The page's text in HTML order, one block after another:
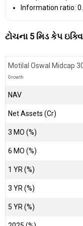
Information ratio:
ટોચના 5 મિડ કેપ
Motilal Oswal Midcap
Growth
NAV
Net Assets (Cr)
3 MO (%)
6 MO (%)
1 YR (%)
3 YR (%)
5 YR (%)